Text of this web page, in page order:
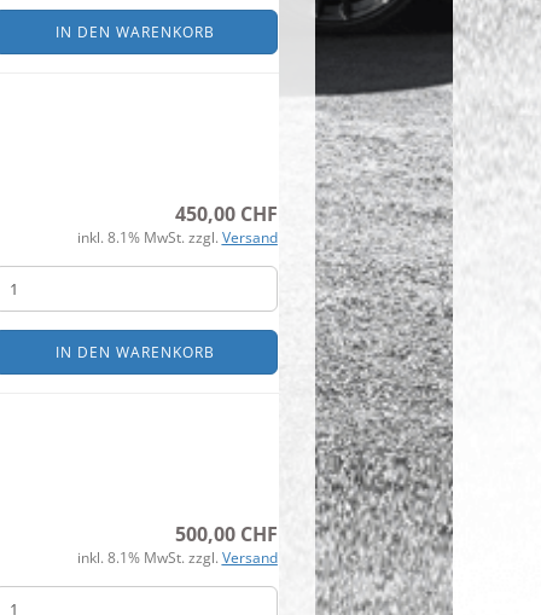
IN DEN WARENKORB
450,00 CHF
inkl. 8.1% MwSt. zzgl. Versand
IN DEN WARENKORB
500,00 CHF
inkl. 8.1% MwSt. zzgl. Versand